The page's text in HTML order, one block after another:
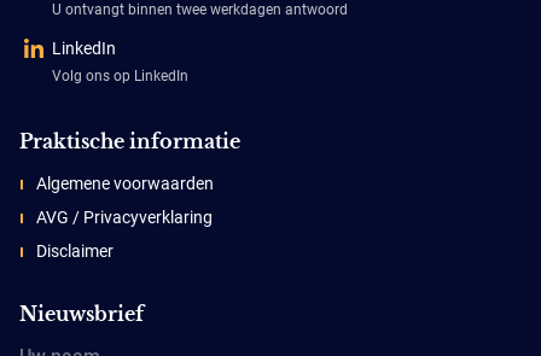
U ontvangt binnen twee werkdagen antwoord
LinkedIn
Volg ons op LinkedIn
Praktische informatie
Algemene voorwaarden
AVG / Privacyverklaring
Disclaimer
Nieuwsbrief